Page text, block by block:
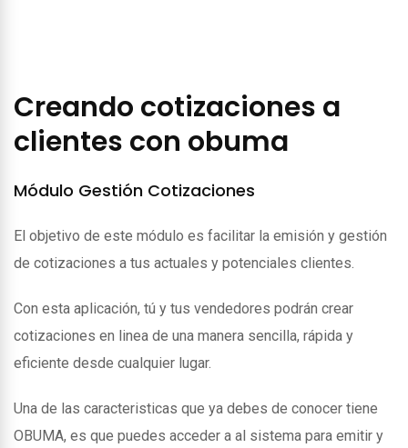
Creando cotizaciones a
clientes con obuma
Módulo Gestión Cotizaciones
El objetivo de este módulo es facilitar la emisión y gestión
de cotizaciones a tus actuales y potenciales clientes.
Con esta aplicación, tú y tus vendedores podrán crear
cotizaciones en linea de una manera sencilla, rápida y
eficiente desde cualquier lugar.
Una de las caracteristicas que ya debes de conocer tiene
OBUMA, es que puedes acceder a al sistema para emitir y